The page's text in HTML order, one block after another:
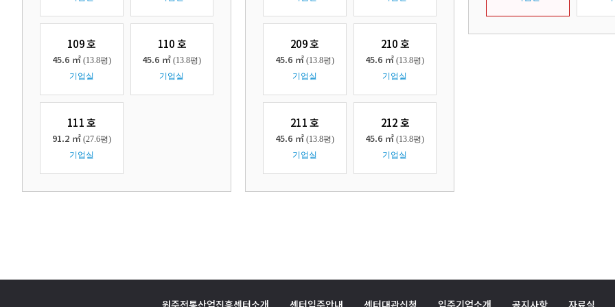
109 호
45.6 ㎡ (13.8평)
기업실
110 호
45.6 ㎡ (13.8평)
기업실
111 호
91.2 ㎡ (27.6평)
기업실
209 호
45.6 ㎡ (13.8평)
기업실
210 호
45.6 ㎡ (13.8평)
기업실
211 호
45.6 ㎡ (13.8평)
기업실
212 호
45.6 ㎡ (13.8평)
기업실
원주전통산업진흥센터소개 센터입주안내 센터대관신청 입주기업소개 공지사항 자료실